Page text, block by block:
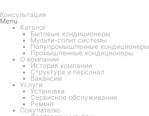
Консультация
Menu
Каталог
Бытовые кондиционеры
Мульти-сплит системы
Полупромышленные кондиционеры
Промышленные кондиционеры
О компании
История компании
Структура и персонал
Вакансии
Услуги
Установка
Сервисное обслуживание
Ремонт
Покупателю